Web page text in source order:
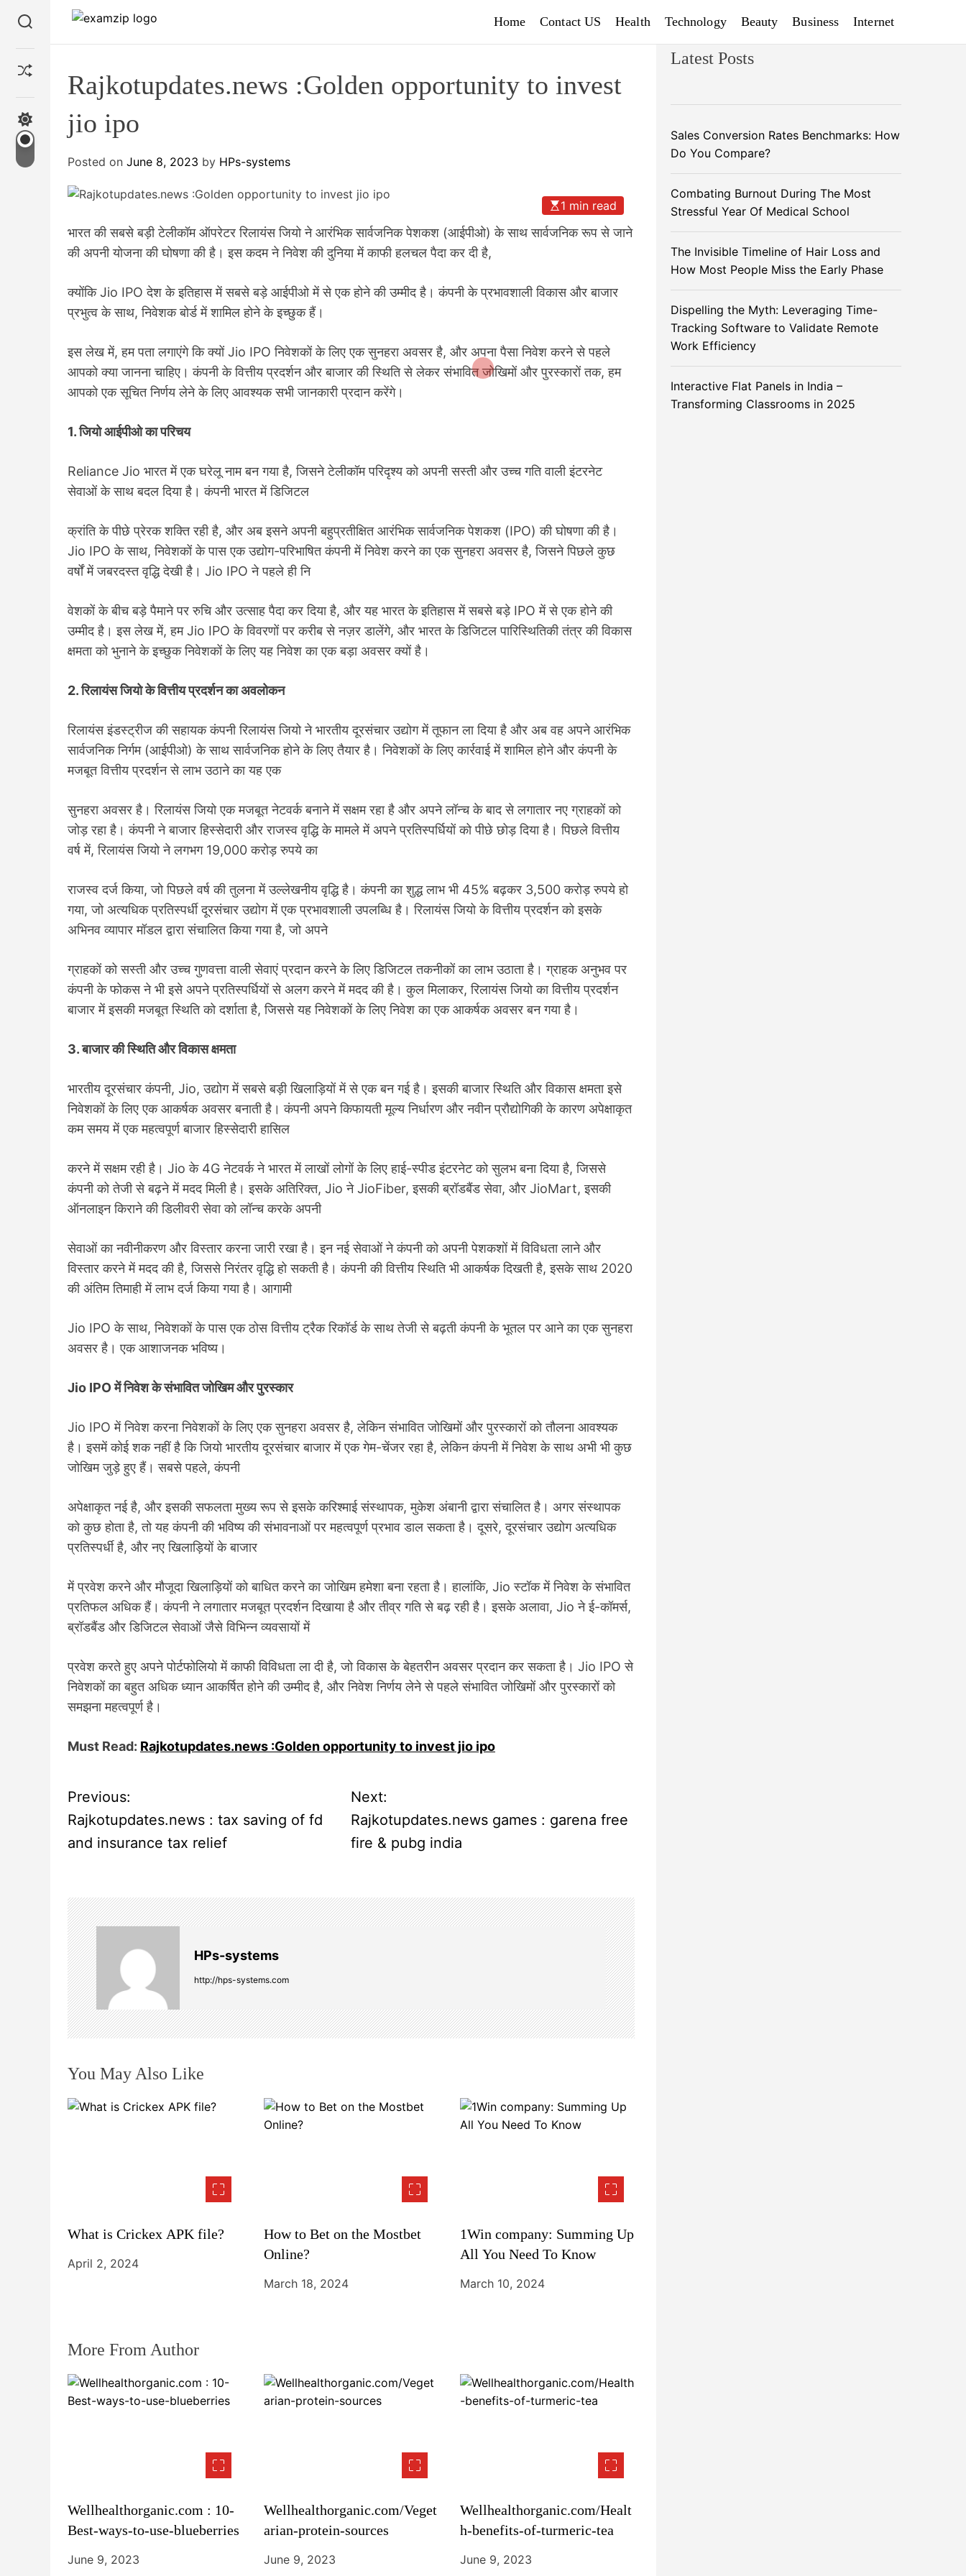
Home Contact US Health Technology Beauty Business Internet
S
a
r
c
S
u
f
f
l
S
w
i
Rajkotupdates.news :Golden opportunity to invest
jio ipo
Posted on June 8, 2023 by HPs-systems
1 min read
भारत की सबसे बड़ी टेलीकॉम ऑपरेटर रिलायंस जियो ने आरंभिक सार्वजनिक पेशकश (आईपीओ) के साथ सार्वजनिक रूप से जाने
की अपनी योजना की घोषणा की है। इस कदम ने निवेश की दुनिया में काफी हलचल पैदा कर दी है,
क्योंकि Jio IPO देश के इतिहास में सबसे बड़े आईपीओ में से एक होने की उम्मीद है। कंपनी के प्रभावशाली विकास और बाजार
प्रभुत्व के साथ, निवेशक बोर्ड में शामिल होने के इच्छुक हैं।
इस लेख में, हम पता लगाएंगे कि क्यों Jio IPO निवेशकों के लिए एक सुनहरा अवसर है, और अपना पैसा निवेश करने से पहले
आपको क्या जानना चाहिए। कंपनी के वित्तीय प्रदर्शन और बाजार की स्थिति से लेकर संभावित जोखिमों और पुरस्कारों तक, हम
आपको एक सूचित निर्णय लेने के लिए आवश्यक सभी जानकारी प्रदान करेंगे।
1. जियो आईपीओ का परिचय
Reliance Jio भारत में एक घरेलू नाम बन गया है, जिसने टेलीकॉम परिदृश्य को अपनी सस्ती और उच्च गति वाली इंटरनेट
सेवाओं के साथ बदल दिया है। कंपनी भारत में डिजिटल
क्रांति के पीछे प्रेरक शक्ति रही है, और अब इसने अपनी बहुप्रतीक्षित आरंभिक सार्वजनिक पेशकश (IPO) की घोषणा की है।
Jio IPO के साथ, निवेशकों के पास एक उद्योग-परिभाषित कंपनी में निवेश करने का एक सुनहरा अवसर है, जिसने पिछले कुछ
वर्षों में जबरदस्त वृद्धि देखी है। Jio IPO ने पहले ही नि
वेशकों के बीच बड़े पैमाने पर रुचि और उत्साह पैदा कर दिया है, और यह भारत के इतिहास में सबसे बड़े IPO में से एक होने की
उम्मीद है। इस लेख में, हम Jio IPO के विवरणों पर करीब से नज़र डालेंगे, और भारत के डिजिटल पारिस्थितिकी तंत्र की विकास
क्षमता को भुनाने के इच्छुक निवेशकों के लिए यह निवेश का एक बड़ा अवसर क्यों है।
2. रिलायंस जियो के वित्तीय प्रदर्शन का अवलोकन
रिलायंस इंडस्ट्रीज की सहायक कंपनी रिलायंस जियो ने भारतीय दूरसंचार उद्योग में तूफान ला दिया है और अब वह अपने आरंभिक
सार्वजनिक निर्गम (आईपीओ) के साथ सार्वजनिक होने के लिए तैयार है। निवेशकों के लिए कार्रवाई में शामिल होने और कंपनी के
मजबूत वित्तीय प्रदर्शन से लाभ उठाने का यह एक
सुनहरा अवसर है। रिलायंस जियो एक मजबूत नेटवर्क बनाने में सक्षम रहा है और अपने लॉन्च के बाद से लगातार नए ग्राहकों को
जोड़ रहा है। कंपनी ने बाजार हिस्सेदारी और राजस्व वृद्धि के मामले में अपने प्रतिस्पर्धियों को पीछे छोड़ दिया है। पिछले वित्तीय
वर्ष में, रिलायंस जियो ने लगभग 19,000 करोड़ रुपये का
राजस्व दर्ज किया, जो पिछले वर्ष की तुलना में उल्लेखनीय वृद्धि है। कंपनी का शुद्ध लाभ भी 45% बढ़कर 3,500 करोड़ रुपये हो
गया, जो अत्यधिक प्रतिस्पर्धी दूरसंचार उद्योग में एक प्रभावशाली उपलब्धि है। रिलायंस जियो के वित्तीय प्रदर्शन को इसके
अभिनव व्यापार मॉडल द्वारा संचालित किया गया है, जो अपने
ग्राहकों को सस्ती और उच्च गुणवत्ता वाली सेवाएं प्रदान करने के लिए डिजिटल तकनीकों का लाभ उठाता है। ग्राहक अनुभव पर
कंपनी के फोकस ने भी इसे अपने प्रतिस्पर्धियों से अलग करने में मदद की है। कुल मिलाकर, रिलायंस जियो का वित्तीय प्रदर्शन
बाजार में इसकी मजबूत स्थिति को दर्शाता है, जिससे यह निवेशकों के लिए निवेश का एक आकर्षक अवसर बन गया है।
3. बाजार की स्थिति और विकास क्षमता
भारतीय दूरसंचार कंपनी, Jio, उद्योग में सबसे बड़ी खिलाड़ियों में से एक बन गई है। इसकी बाजार स्थिति और विकास क्षमता इसे
निवेशकों के लिए एक आकर्षक अवसर बनाती है। कंपनी अपने किफायती मूल्य निर्धारण और नवीन प्रौद्योगिकी के कारण अपेक्षाकृत
कम समय में एक महत्वपूर्ण बाजार हिस्सेदारी हासिल
करने में सक्षम रही है। Jio के 4G नेटवर्क ने भारत में लाखों लोगों के लिए हाई-स्पीड इंटरनेट को सुलभ बना दिया है, जिससे
कंपनी को तेजी से बढ़ने में मदद मिली है। इसके अतिरिक्त, Jio ने JioFiber, इसकी ब्रॉडबैंड सेवा, और JioMart, इसकी
ऑनलाइन किराने की डिलीवरी सेवा को लॉन्च करके अपनी
सेवाओं का नवीनीकरण और विस्तार करना जारी रखा है। इन नई सेवाओं ने कंपनी को अपनी पेशकशों में विविधता लाने और
विस्तार करने में मदद की है, जिससे निरंतर वृद्धि हो सकती है। कंपनी की वित्तीय स्थिति भी आकर्षक दिखती है, इसके साथ 2020
की अंतिम तिमाही में लाभ दर्ज किया गया है। आगामी
Jio IPO के साथ, निवेशकों के पास एक ठोस वित्तीय ट्रैक रिकॉर्ड के साथ तेजी से बढ़ती कंपनी के भूतल पर आने का एक सुनहरा
अवसर है। एक आशाजनक भविष्य।
Jio IPO में निवेश के संभावित जोखिम और पुरस्कार
Jio IPO में निवेश करना निवेशकों के लिए एक सुनहरा अवसर है, लेकिन संभावित जोखिमों और पुरस्कारों को तौलना आवश्यक
है। इसमें कोई शक नहीं है कि जियो भारतीय दूरसंचार बाजार में एक गेम-चेंजर रहा है, लेकिन कंपनी में निवेश के साथ अभी भी कुछ
जोखिम जुड़े हुए हैं। सबसे पहले, कंपनी
अपेक्षाकृत नई है, और इसकी सफलता मुख्य रूप से इसके करिश्माई संस्थापक, मुकेश अंबानी द्वारा संचालित है। अगर संस्थापक
को कुछ होता है, तो यह कंपनी की भविष्य की संभावनाओं पर महत्वपूर्ण प्रभाव डाल सकता है। दूसरे, दूरसंचार उद्योग अत्यधिक
प्रतिस्पर्धी है, और नए खिलाड़ियों के बाजार
में प्रवेश करने और मौजूदा खिलाड़ियों को बाधित करने का जोखिम हमेशा बना रहता है। हालांकि, Jio स्टॉक में निवेश के संभावित
प्रतिफल अधिक हैं। कंपनी ने लगातार मजबूत प्रदर्शन दिखाया है और तीव्र गति से बढ़ रही है। इसके अलावा, Jio ने ई-कॉमर्स,
ब्रॉडबैंड और डिजिटल सेवाओं जैसे विभिन्न व्यवसायों में
प्रवेश करते हुए अपने पोर्टफोलियो में काफी विविधता ला दी है, जो विकास के बेहतरीन अवसर प्रदान कर सकता है। Jio IPO से
निवेशकों का बहुत अधिक ध्यान आकर्षित होने की उम्मीद है, और निवेश निर्णय लेने से पहले संभावित जोखिमों और पुरस्कारों को
समझना महत्वपूर्ण है।
Must Read: Rajkotupdates.news :Golden opportunity to invest jio ipo
P
o
t
n
a
v
i
g
a
Previous:
Rajkotupdates.news : tax saving of fd
and insurance tax relief
Next:
Rajkotupdates.news games : garena free
fire & pubg india
HPs-systems
http://hps-systems.com
You May Also Like
What is Crickex APK file?
April 2, 2024
How to Bet on the Mostbet
Online?
March 18, 2024
1Win company: Summing Up
All You Need To Know
March 10, 2024
More From Author
Wellhealthorganic.com : 10-
Best-ways-to-use-blueberries
June 9, 2023
Wellhealthorganic.com/Veget
arian-protein-sources
June 9, 2023
Wellhealthorganic.com/Healt
h-benefits-of-turmeric-tea
June 9, 2023
Latest Posts
Sales Conversion Rates Benchmarks: How
Do You Compare?
Combating Burnout During The Most
Stressful Year Of Medical School
The Invisible Timeline of Hair Loss and
How Most People Miss the Early Phase
Dispelling the Myth: Leveraging Time-
Tracking Software to Validate Remote
Work Efficiency
Interactive Flat Panels in India –
Transforming Classrooms in 2025